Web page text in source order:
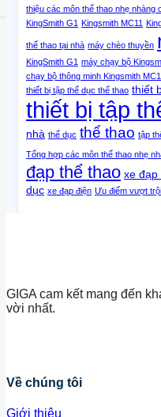
thiệu các môn thể thao nhẹ nhàng
KingSmith G1 Kingsmith MC11
thể thao tại nhà máy chèo thuyền
KingSmith G1 máy chạy bộ
chạy bộ thông minh Kingsmith
thiết bị tập thể dục thể thao thiết
thiết bị tập
nhà thể dục thể thao tập
Tổng hợp các môn thể thao nhẹ
đạp thể thao xe đạp
dục xe đạp điện Ưu điểm vượt
GIGA cam kết mang đến
vời nhất.
Về chúng tôi
Giới thiệu